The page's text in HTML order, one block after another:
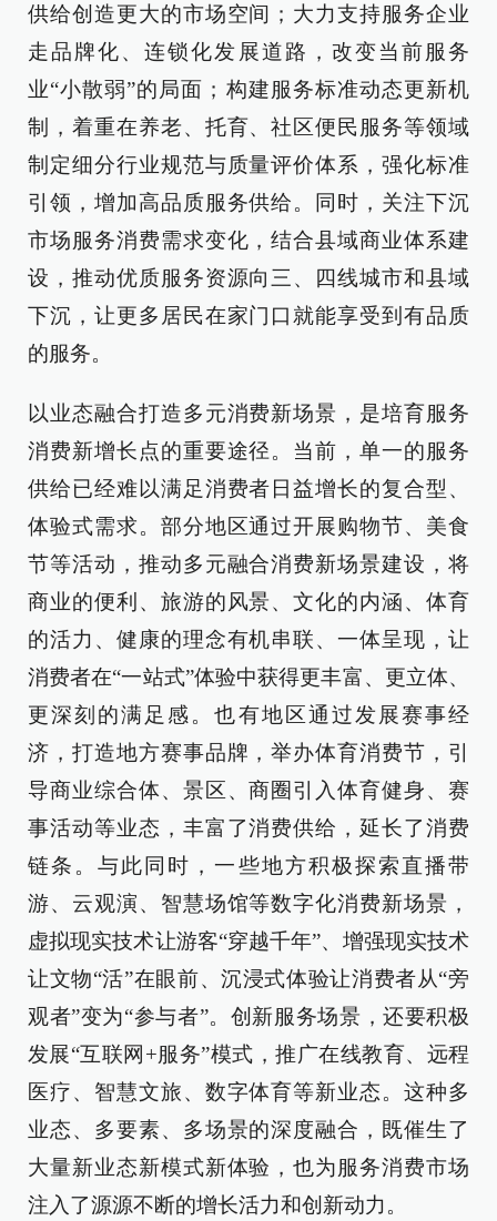
供给创造更大的市场空间；大力支持服务企业
走品牌化、连锁化发展道路，改变当前服务
业“小散弱”的局面；构建服务标准动态更新机
制，着重在养老、托育、社区便民服务等领域
制定细分行业规范与质量评价体系，强化标准
引领，增加高品质服务供给。同时，关注下沉
市场服务消费需求变化，结合县域商业体系建
设，推动优质服务资源向三、四线城市和县域
下沉，让更多居民在家门口就能享受到有品质
的服务。
以业态融合打造多元消费新场景，是培育服务
消费新增长点的重要途径。当前，单一的服务
供给已经难以满足消费者日益增长的复合型、
体验式需求。部分地区通过开展购物节、美食
节等活动，推动多元融合消费新场景建设，将
商业的便利、旅游的风景、文化的内涵、体育
的活力、健康的理念有机串联、一体呈现，让
消费者在“一站式”体验中获得更丰富、更立体、
更深刻的满足感。也有地区通过发展赛事经
济，打造地方赛事品牌，举办体育消费节，引
导商业综合体、景区、商圈引入体育健身、赛
事活动等业态，丰富了消费供给，延长了消费
链条。与此同时，一些地方积极探索直播带
游、云观演、智慧场馆等数字化消费新场景，
虚拟现实技术让游客“穿越千年”、增强现实技术
让文物“活”在眼前、沉浸式体验让消费者从“旁
观者”变为“参与者”。创新服务场景，还要积极
发展“互联网+服务”模式，推广在线教育、远程
医疗、智慧文旅、数字体育等新业态。这种多
业态、多要素、多场景的深度融合，既催生了
大量新业态新模式新体验，也为服务消费市场
注入了源源不断的增长活力和创新动力。